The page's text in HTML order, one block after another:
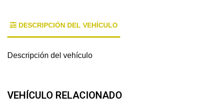
DESCRIPCIÓN DEL VEHÍCULO
Descripción del vehículo
VEHÍCULO RELACIONADO